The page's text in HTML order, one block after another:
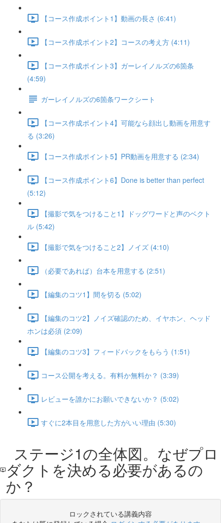
【コース作成ポイント1】動画の長さ (6:41)
【コース作成ポイント2】コースの考え方 (4:11)
【コース作成ポイント3】ガーレイノルズの6箇条
(4:59)
ガーレイノルズの6箇条ワークシート
【コース作成ポイント4】可能なら顔出し動画を用意す
る (3:26)
【コース作成ポイント5】PR動画を用意する (2:34)
【コース作成ポイント6】Done is better than perfect
(5:12)
【撮影で気をつけること1】ドッグワードと声のベクト
ル (5:42)
【撮影で気をつけること2】ノイズ (4:10)
（必要であれば）台本を用意する (2:51)
【編集のコツ1】間を切る (5:02)
【編集のコツ2】ノイズ確認のため、イヤホン、ヘッド
ホンは必須 (2:09)
【編集のコツ3】フィードバックをもらう (1:51)
コース公開を考える。有料か無料か？ (3:39)
レビューを誰かにお願いできないか？ (5:02)
すぐに2本目を用意した方がいい理由 (5:30)
ステージ1の全体図。なぜプロ
ダクトを決める必要があるの
か？
ロックされている講義内容